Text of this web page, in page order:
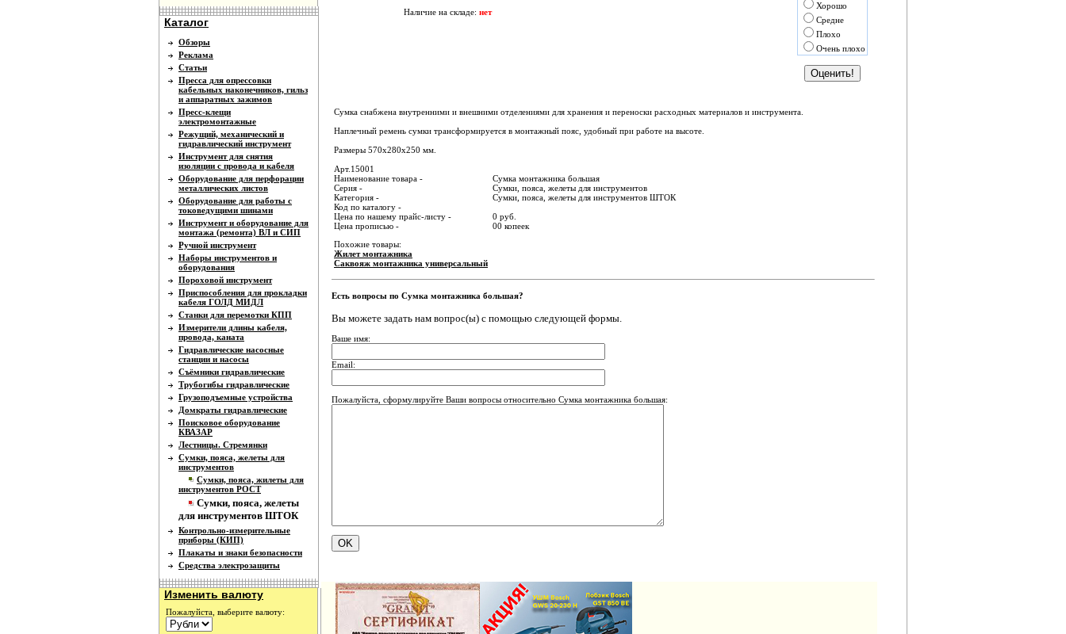
Каталог
Обзоры
Реклама
Статьи
Пресса для опрессовки
кабельных наконечников, гильз
и аппаратных зажимов
Пресс-клещи
электромонтажные
Режущий, механический и
гидравлический инструмент
Инструмент для снятия
изоляции с провода и кабеля
Оборудование для перфорации
металлических листов
Оборудование для работы с
токоведущими шинами
Инструмент и оборудование для
монтажа (ремонта) ВЛ и СИП
Ручной инструмент
Наборы инструментов и
оборудования
Пороховой инструмент
Приспособления для прокладки
кабеля ГОЛД МИДЛ
Станки для перемотки КПП
Измерители длины кабеля,
провода, каната
Гидравлические насосные
станции и насосы
Съёмники гидравлические
Трубогибы гидравлические
Грузоподъемные устройства
Домкраты гидравлические
Поисковое оборудование
КВАЗАР
Лестницы. Стремянки
Сумки, пояса, желеты для
инструментов
Сумки, пояса, жилеты для
инструментов РОСТ
Сумки, пояса, желеты
для инструментов ШТОК
Контрольно-измерительные
приборы (КИП)
Плакаты и знаки безопасности
Средства электрозащиты
Изменить валюту
Пожалуйста, выберите валюту:
Хорошо
Средне
Плохо
Очень плохо
Наличие на складе: нет
Сумка снабжена внутренними и внешними отделениями для хранения и переноски расходных материалов и инструмента.
Наплечный ремень сумки трансформируется в монтажный пояс, удобный при работе на высоте.
Размеры 570х280х250 мм.
Арт.15001
Наименование товара -
Сумка монтажника большая
Серия -
Сумки, пояса, желеты для инструментов
Категория -
Сумки, пояса, желеты для инструментов ШТОК
Код по каталогу -
Цена по нашему прайс-листу -
0 руб.
Цена прописью -
00 копеек
Похожие товары:
Жилет монтажника
Саквояж монтажника универсальный
Есть вопросы по Сумка монтажника большая?
Вы можете задать нам вопрос(ы) с помощью следующей формы.
Ваше имя:
Email:
Пожалуйста, сформулируйте Ваши вопросы относительно Сумка монтажника большая: